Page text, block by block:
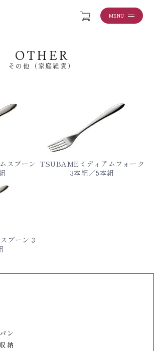
MENU
OTHER
その他（家庭雑貨）
スプーン TSUBAMEミディアムフォーク
3本組／5本組
プーン 3
ン
納